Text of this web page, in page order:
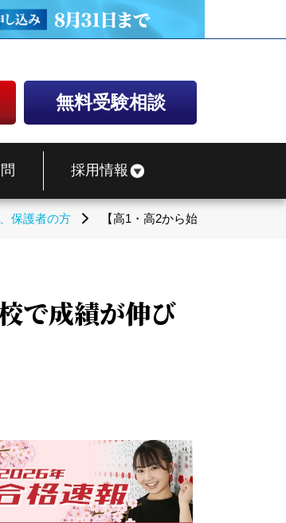
無料受験相談
採用情報
保護者の方 【高1・高2から始めよう！】武
で成績が伸び